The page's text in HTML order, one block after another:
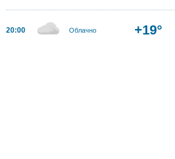
20:00 Облачно +19°